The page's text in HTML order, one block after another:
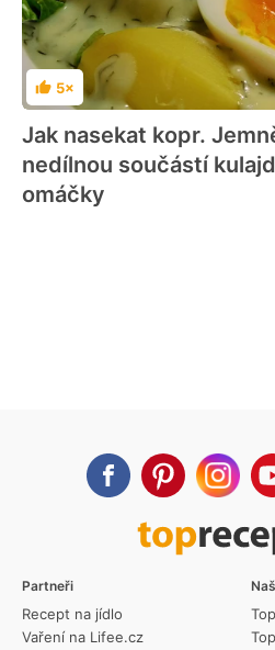
Hodnocení
5×
Jak nasekat kopr.
nedílnou součástí
omáčky
Partneři
Recept na jídlo
Vaření na Lifee.cz